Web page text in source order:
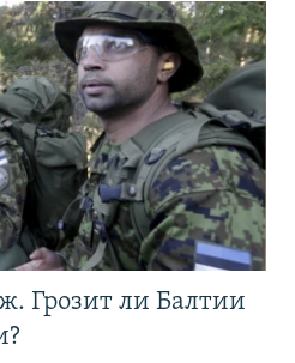
Грозит ли Балтии